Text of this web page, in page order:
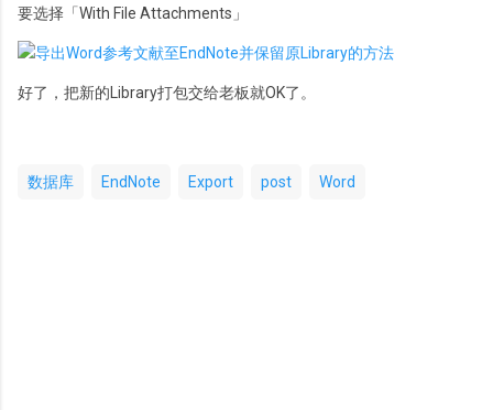
要选择「With File Attachments」
好了，把新的Library打包交给老板就OK了。
数据库 EndNote Export post Word